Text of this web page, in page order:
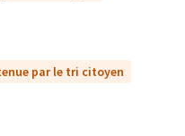
par le tri citoyen